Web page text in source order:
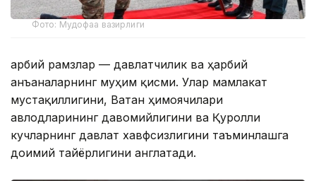
Фото: Мудофаа вазирлиги
Ҳарбий рамзлар — давлатчилик ва ҳарбий
анъаналарнинг муҳим қисми. Улар мамлакат
мустақиллигини, Ватан ҳимоячилари
авлодларининг давомийлигини ва Қуролли
кучларнинг давлат хавфсизлигини таъминлашга
доимий тайёрлигини англатади.